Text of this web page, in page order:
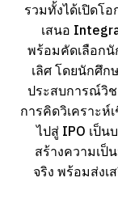
รวมทั้งได้เปิดโ
เสนอ
พร้อมคัดเลือกนั
เลิศ โดยนักศึก
ประสบการณ์วิ
การคิดวิเคราะ
ไปสู่ IPO เป็น
สร้างความเ
จริง พร้อมส่งเ